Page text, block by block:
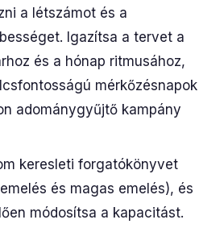
a létszámot és a
Igazítsa a tervet a
és a hónap ritmusához,
mérkőzésnapok
adománygyűjtő kampány
keresleti forgatókönyvet
és magas emelés), és
módosítsa a kapacitást.